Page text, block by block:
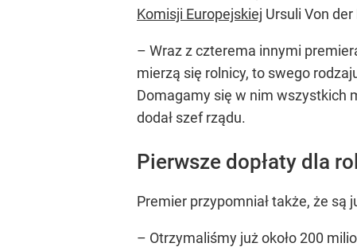
Komisji Europejskiej Ursuli Von
– Wraz z czterema innymi
mierzą się rolnicy, to swego
Domagamy się w nim wszystkich
dodał szef rządu.
Pierwsze dopłaty dla
Premier przypomniał także, że
– Otrzymaliśmy już około 200